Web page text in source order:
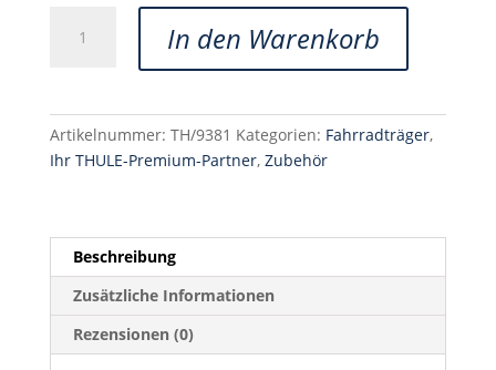
VeloSpace
Adapter
9381
Menge
In den Warenkorb
Artikelnummer: TH/9381 Kategorien: Fahrradträger,
Ihr THULE-Premium-Partner, Zubehör
Beschreibung
Zusätzliche Informationen
Rezensionen (0)